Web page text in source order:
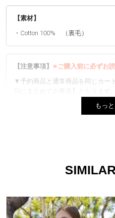
【素材】
・Cotton 100% （裏毛）
【注意事項】 ※ご購入前に必ずお読
▼予約商品と通常商品を同じカー
▼生産時期やカラーによってネー
色味が異なる場合がございます。
もっ